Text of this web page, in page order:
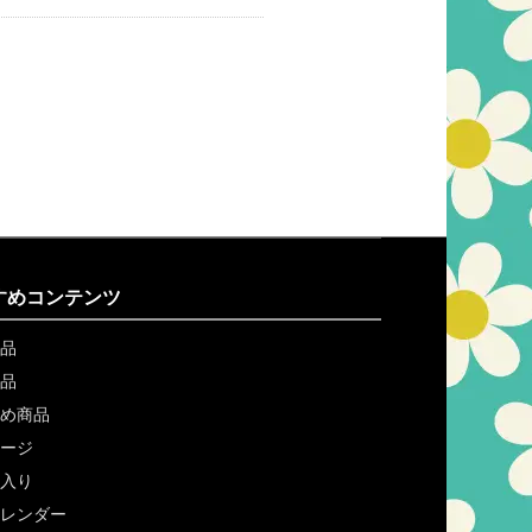
めコンテンツ
商品
ジ
り
ンダー